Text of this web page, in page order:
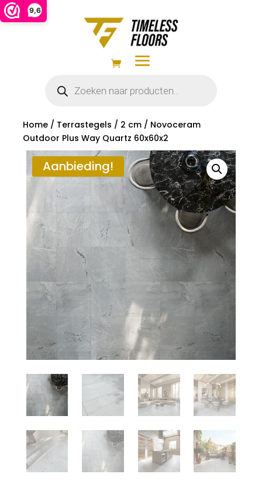
9,6
zoeken
Home/ Terrastegels / 2 cm/ Novoceram
Outdoor Plus Way Quartz 60x60x2
Aanbieding!